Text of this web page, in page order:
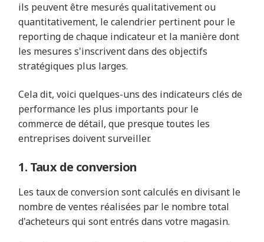
ils peuvent être mesurés qualitativement ou
quantitativement, le calendrier pertinent pour le
reporting de chaque indicateur et la manière dont
les mesures s'inscrivent dans des objectifs
stratégiques plus larges.
Cela dit, voici quelques-uns des indicateurs clés de
performance les plus importants pour le
commerce de détail, que presque toutes les
entreprises doivent surveiller.
1. Taux de conversion
Les taux de conversion sont calculés en divisant le
nombre de ventes réalisées par le nombre total
d'acheteurs qui sont entrés dans votre magasin.